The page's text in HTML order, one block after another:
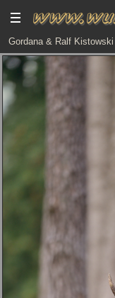
Gordana & Ralf Kistowski